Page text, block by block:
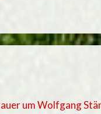
um Wolfgang